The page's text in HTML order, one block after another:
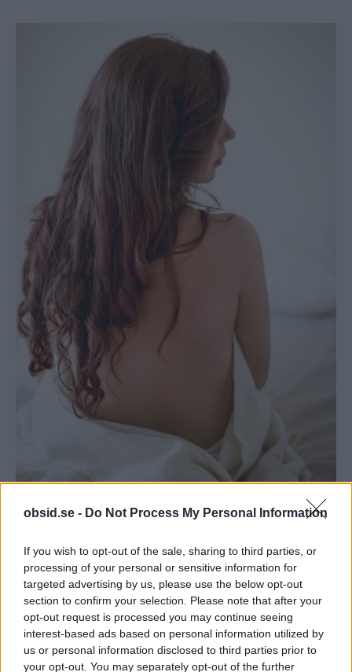
obsid.se - Do Not Process My Personal Information
If you wish to opt-out of the sale, sharing to third parties, or
processing of your personal or sensitive information for
targeted advertising by us, please use the below opt-out
section to confirm your selection. Please note that after your
opt-out request is processed you may continue seeing
interest-based ads based on personal information utilized by
us or personal information disclosed to third parties prior to
your opt-out. You may separately opt-out of the further
5. Fokusera på andra
delar av kroppen
Tillfrågade tjejer bad om mer uppmärksamhet
och fokus på andra delar av kroppen. Det vill säga
att du bör rikta ditt fokus mot andra sensuella